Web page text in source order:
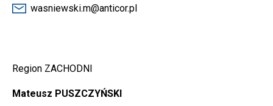
wasniewski.m@anticor.pl
Region ZACHODNI
Mateusz PUSZCZYŃSKI